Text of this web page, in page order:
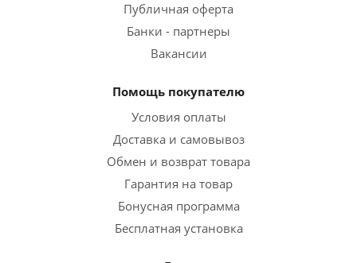
Публичная оферта
Банки - партнеры
Вакансии
Помощь покупателю
Условия оплаты
Доставка и самовывоз
Обмен и возврат товара
Гарантия на товар
Бонусная программа
Бесплатная установка